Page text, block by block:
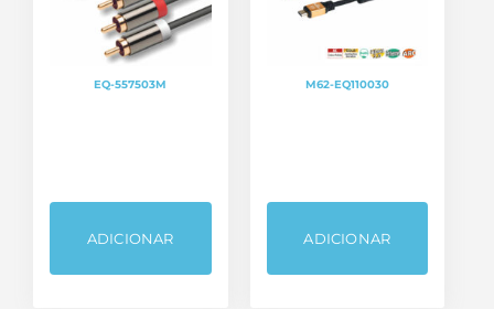
EQ-557503M
ADICIONAR
M62-EQ110030
ADICIONAR